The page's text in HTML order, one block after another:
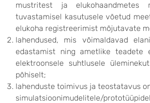
mustritest ja elukohaandmetes
tuvastamisel kasutusele võetud
elukoha registreerimist mõjutavate
lahendused, mis võimaldavad
edastamist ning ametlike teadete
elektroonsele suhtlusele
põhiselt;
lahenduste toimivus ja teostatavus
simulatsioonimudelitele/